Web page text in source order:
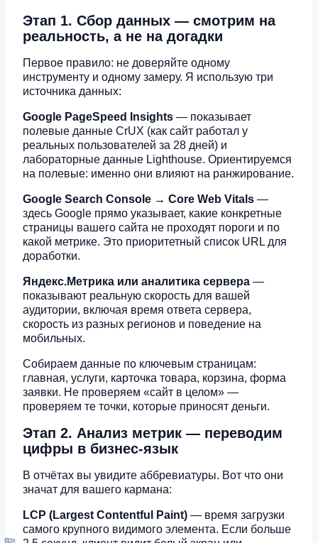
Этап 1. Сбор данных — смотрим на
реальность, а не на догадки
Первое правило: не доверяйте одному
инструменту и одному замеру. Я использую три
источника данных:
Google PageSpeed Insights — показывает
полевые данные CrUX (как сайт работал у
реальных пользователей за 28 дней) и
лабораторные данные Lighthouse. Ориентируемся
на полевые: именно они влияют на ранжирование.
Google Search Console → Core Web Vitals —
здесь Google прямо указывает, какие конкретные
страницы вашего сайта не проходят пороги и по
какой метрике. Это приоритетный список URL для
доработки.
Яндекс.Метрика или аналитика сервера —
показывают реальную скорость для вашей
аудитории, включая время ответа сервера,
скорость из разных регионов и поведение на
мобильных.
Собираем данные по ключевым страницам:
главная, услуги, карточка товара, корзина, форма
заявки. Не проверяем «сайт в целом» —
проверяем те точки, которые приносят деньги.
Этап 2. Анализ метрик — переводим
цифры в бизнес-язык
В отчётах вы увидите аббревиатуры. Вот что они
значат для вашего кармана:
LCP (Largest Contentful Paint) — время загрузки
самого крупного видимого элемента. Если больше